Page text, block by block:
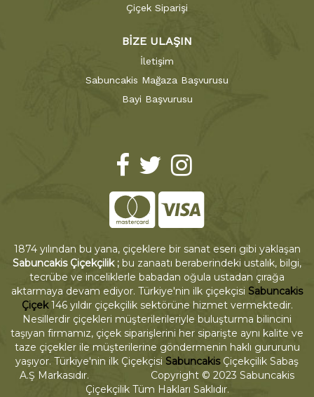
Çiçek Siparişi
BİZE ULAŞIN
İletişim
Sabuncakis Mağaza Başvurusu
Bayi Başvurusu
1874 yılından bu yana, çiçeklere bir sanat eseri gibi yaklaşan
Sabuncakis Çiçekçilik ; bu zanaatı beraberindeki ustalık, bilgi,
tecrübe ve inceliklerle babadan oğula ustadan çırağa
aktarmaya devam ediyor. Türkiye'nin ilk çiçekçisi Sabuncakis
Çiçek146 yıldır çiçekçilik sektörüne hizmet vermektedir.
Nesillerdir çiçekleri müşterilerileriyle buluşturma bilincini
taşıyan firmamız, çiçek siparişlerini her siparişte aynı kalite ve
taze çiçekler ile müşterilerine göndermenin haklı gururunu
yaşıyor. Türkiye'nin ilk Çiçekçisi SabuncakisÇiçekçilik Sabaş
A.Ş Markasıdır. Copyright © 2023 Sabuncakis
Çiçekçilik Tüm Hakları Saklıdır.